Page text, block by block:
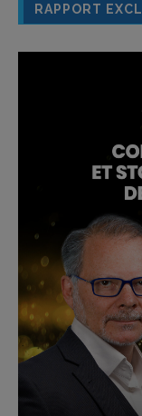
RAPPORT